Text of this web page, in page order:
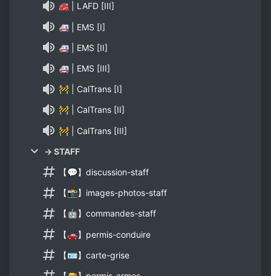
🚒 | LAFD [III]
🚑 | EMS [I]
🚑 | EMS [II]
🚑 | EMS [III]
🚧 | CalTrans [I]
🚧 | CalTrans [II]
🚧 | CalTrans [III]
→ STAFF
【💬】discussion-staff
【📸】images-photos-staff
【🤖】commandes-staff
【🚗】permis-conduire
【🪪】carte-grise